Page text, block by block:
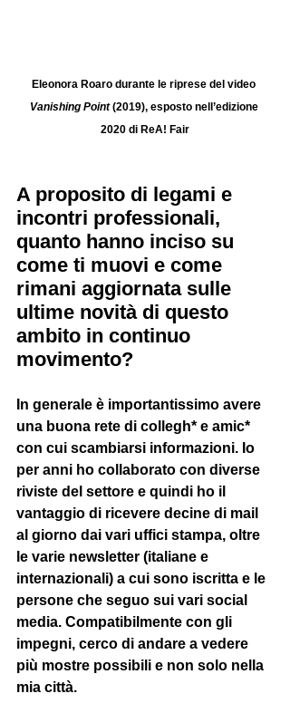
Eleonora Roaro durante le riprese del video
Vanishing Point (2019), esposto nell’edizione
2020 di ReA! Fair
A proposito di legami e
incontri professionali,
quanto hanno inciso su
come ti muovi e come
rimani aggiornata sulle
ultime novità di questo
ambito in continuo
movimento?
In generale è importantissimo avere
una buona rete di collegh* e amic*
con cui scambiarsi informazioni. Io
per anni ho collaborato con diverse
riviste del settore e quindi ho il
vantaggio di ricevere decine di mail
al giorno dai vari uffici stampa, oltre
le varie newsletter (italiane e
internazionali) a cui sono iscritta e le
persone che seguo sui vari social
media. Compatibilmente con gli
impegni, cerco di andare a vedere
più mostre possibili e non solo nella
mia città.